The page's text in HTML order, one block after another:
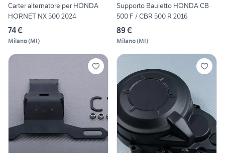
Carter alternatore per HONDA
HORNET NX 500 2024
74 €
Milano(MI)
Supporto Bauletto HONDA CB
500 F / CBR 500 R 2016
89 €
Milano(MI)